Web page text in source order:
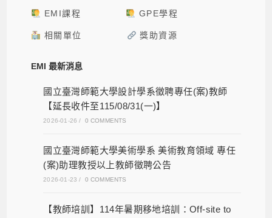
EMI課程 GPE學程
相關單位 獎助資源
EMI 最新消息
國立臺灣師範大學設計學系徵聘專任(案)教師
【延長收件至115/08/31(一)】
2026-01-26 / 0 COMMENTS
國立臺灣師範大學美術學系 美術教育領域 專任
(案)助理教授以上教師徵聘公告
2026-01-23 / 0 COMMENTS
【教師培訓】114年暑期移地培訓：Off-site to